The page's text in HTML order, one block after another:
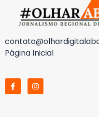
Página Inicial